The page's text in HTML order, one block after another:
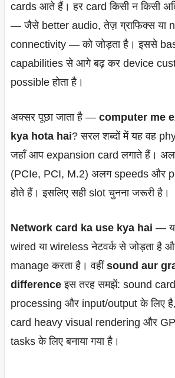
cards आते हैं। हर card किसी न किसी
— जैसे better audio, तेज़ ग्राफिक्स या
connectivity — को जोड़ता है। इससे
capabilities से आगे बढ़ कर device
possible होता है।
अक्सर पूछा जाता है — computer me
kya hota hai? सरल शब्दों में यह वह
जहाँ आप expansion card लगाते हैं।
(PCIe, PCI, M.2) अलग speeds और
होते हैं। इसलिए सही slot चुनना जरूरी है।
Network card ka use kya hai —
wired या wireless नेटवर्क से जोड़ता है
manage करता है। वहीं sound aur
differenceइस तरह समझें: sound
processing और input/output के लिए
card heavy visual rendering और
tasks के लिए बनाया गया है।